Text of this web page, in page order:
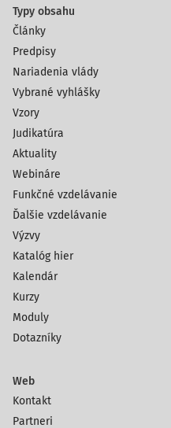
Typy obsahu
Články
Predpisy
Nariadenia vlády
Vybrané vyhlášky
Vzory
Judikatúra
Aktuality
Webináre
Funkčné vzdelávanie
Ďalšie vzdelávanie
Výzvy
Katalóg hier
Kalendár
Kurzy
Moduly
Dotazníky
Web
Kontakt
Partneri